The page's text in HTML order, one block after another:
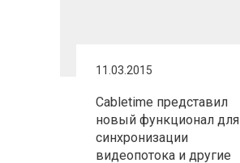
11.03.2015
Cabletime представил
новый функционал для
синхронизации
видеопотока и другие